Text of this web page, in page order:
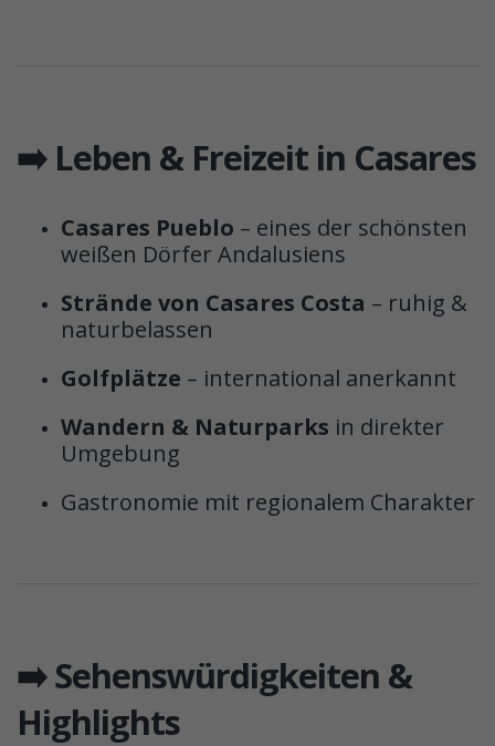
➡️ Leben & Freizeit in Casares
Casares Pueblo – eines der schönsten
weißen Dörfer Andalusiens
Strände von Casares Costa – ruhig &
naturbelassen
Golfplätze – international anerkannt
Wandern & Naturparks in direkter
Umgebung
Gastronomie mit regionalem Charakter
➡️ Sehenswürdigkeiten &
Highlights